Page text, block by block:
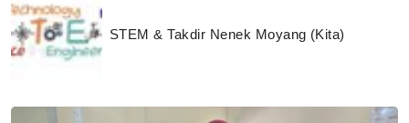
STEM & Takdir Nenek Moyang (Kita)